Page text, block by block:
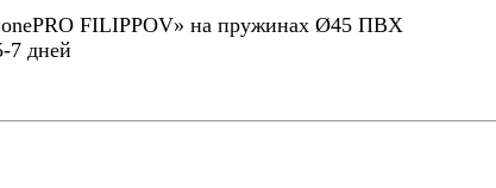
FILIPPOV» на пружинах Ø45 ПВХ
7 дней